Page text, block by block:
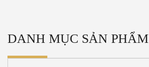
DANH MỤC SẢN PHẨM